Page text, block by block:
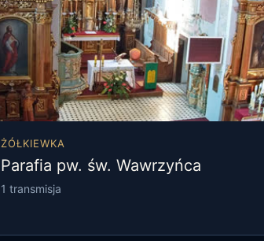
ŻÓŁKIEWKA
Parafia pw. św. Wawrzyńca
1 transmisja